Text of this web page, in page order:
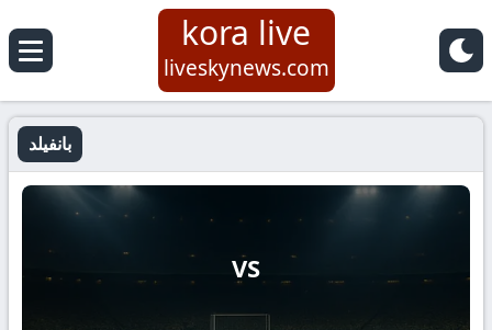
kora live
liveskynews.com
بانفيلد
VS